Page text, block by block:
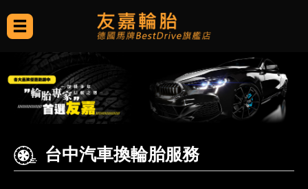
台中汽車換輪胎服務